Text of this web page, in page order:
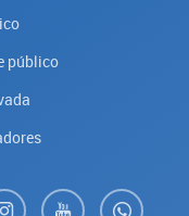
público